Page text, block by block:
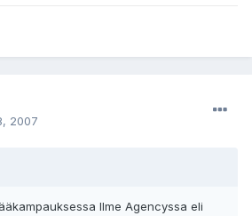
2007
Ilme Agencyssa eli